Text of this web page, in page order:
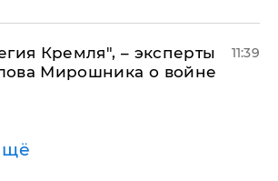
Кремля", – эксперты
Мирошника о войне
11:39